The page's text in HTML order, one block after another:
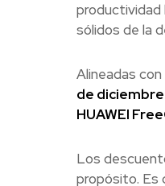
productividad
sólidos de la
Alineadas
de diciembre
HUAWEI
Los
propósito. Es